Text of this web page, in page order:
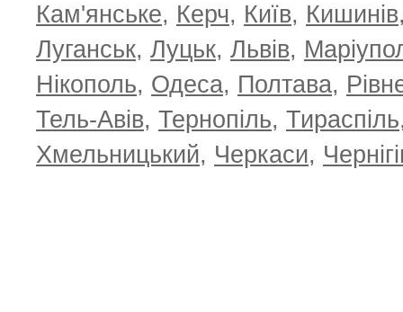
Кам'янське, Керч, Київ, Кишинів
Луганськ, Луцьк, Львів,
Нікополь, Одеса, Полтава,
Тель-Авів, Тернопіль, Тираспіль
Хмельницький, Черкаси,